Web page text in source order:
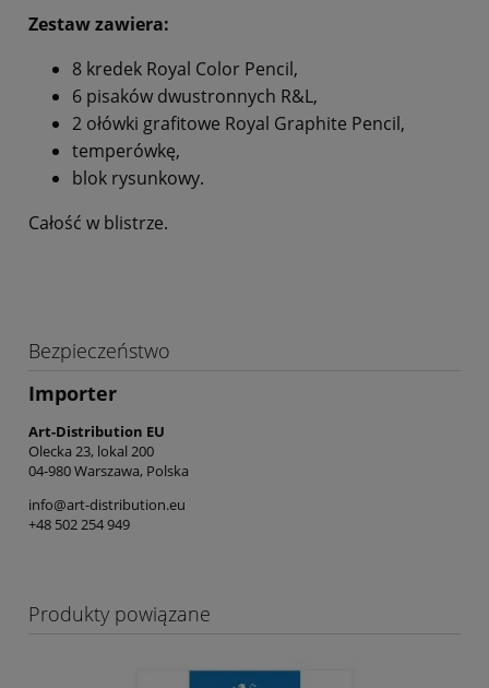
Zestaw zawiera:
8 kredek Royal Color Pencil,
6 pisaków dwustronnych R&L,
2 ołówki grafitowe Royal Graphite Pencil,
temperówkę,
blok rysunkowy.
Całość w blistrze.
Bezpieczeństwo
Importer
Art-Distribution EU
Olecka 23, lokal 200
04-980 Warszawa, Polska
info@art-distribution.eu
+48 502 254 949
Produkty powiązane